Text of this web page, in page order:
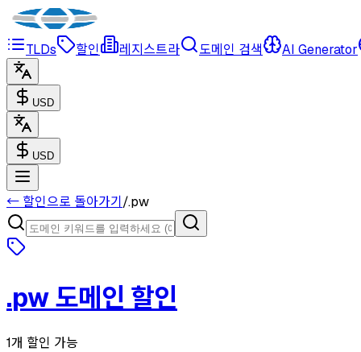
TLDs 할인 레지스트라 도메인 검색 AI Generator
USD
USD
← 할인으로 돌아가기 /.pw
.pw도메인 할인
1개 할인 가능